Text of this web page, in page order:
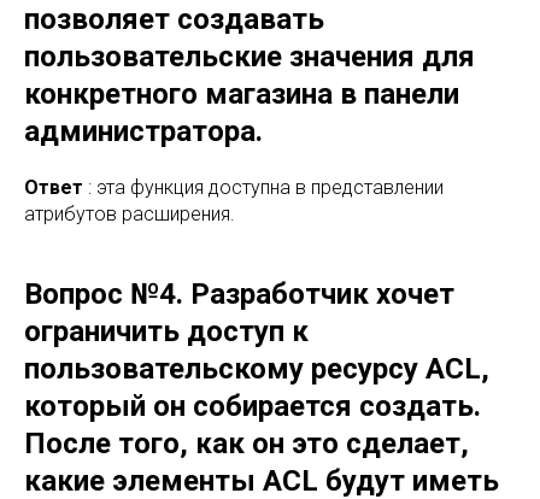
позволяет создавать
пользовательские значения для
конкретного магазина в панели
администратора.
Ответ : эта функция доступна в представлении
атрибутов расширения.
Вопрос №4. Разработчик хочет
ограничить доступ к
пользовательскому ресурсу ACL,
который он собирается создать.
После того, как он это сделает,
какие элементы ACL будут иметь